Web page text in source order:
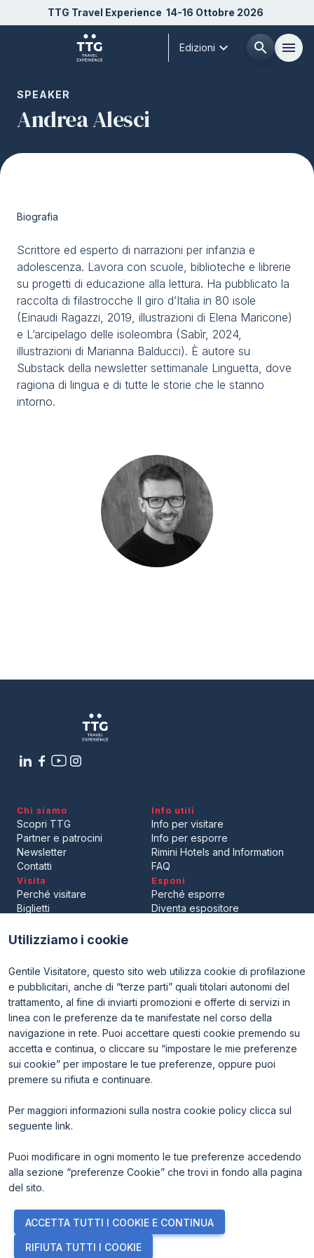
TTG Travel Experience 14-16 Ottobre 2026
Edizioni expand_more search menu
Menù
Buyer arrow_right
Media arrow_right
Stai programmando la tua visita a TTG?
OTTIENI IL TUO BIGLIETTO
SPEAKER
Andrea Alesci
Biografia
Scrittore ed esperto di narrazioni per infanzia e
adolescenza. Lavora con scuole, biblioteche e librerie
su progetti di educazione alla lettura. Ha pubblicato la
raccolta di filastrocche Il giro d’Italia in 80 isole
(Einaudi Ragazzi, 2019, illustrazioni di Elena Maricone)
e L’arcipelago delle isoleombra (Sabìr, 2024,
illustrazioni di Marianna Balducci). È autore su
Substack della newsletter settimanale Linguetta, dove
ragiona di lingua e di tutte le storie che le stanno
intorno.
Utilizziamo i cookie
Gentile Visitatore, questo sito web utilizza cookie di profilazione
e pubblicitari, anche di “terze parti” quali titolari autonomi del
trattamento, al fine di inviarti promozioni e offerte di servizi in
linea con le preferenze da te manifestate nel corso della
navigazione in rete. Puoi accettare questi cookie premendo su
accetta e continua, o cliccare su “impostare le mie preferenze
sui cookie” per impostare le tue preferenze, oppure puoi
premere su rifiuta e continuare.
Per maggiori informazioni sulla nostra cookie policy clicca sul
seguente link.
Puoi modificare in ogni momento le tue preferenze accedendo
alla sezione “preferenze Cookie” che trovi in fondo alla pagina
del sito.
ACCETTA TUTTI I COOKIE E CONTINUA
RIFIUTA TUTTI I COOKIE
Chi siamo
Scopri TTG
Partner e patrocini
Newsletter
Contatti
Info utili
Info per visitare
Info per esporre
Rimini Hotels and Information
FAQ
Visita
Perché visitare
Biglietti
Esponi
Perché esporre
Diventa espositore
ENTI CERTIFICATORI
© 2026ITALIAN EXHIBITION GROUP SpA - Via Emilia 155, 47921
Rimini (Italy) - Registro Imprese Rimini e C.F./P.I. 00139440408 -
Cap. Soc. 52.214.897 i.v. -Copyright & disclaimer